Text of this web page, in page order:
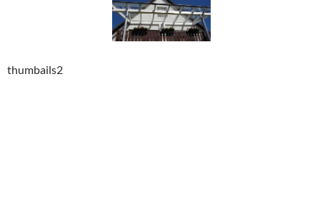
thumbails2